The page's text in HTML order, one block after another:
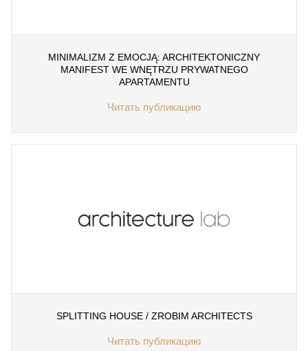
MINIMALIZM Z EMOCJĄ: ARCHITEKTONICZNY
MANIFEST WE WNĘTRZU PRYWATNEGO
APARTAMENTU
Читать публикацию
SPLITTING HOUSE / ZROBIM ARCHITECTS
Читать публикацию